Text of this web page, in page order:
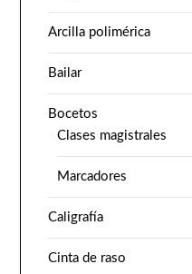
Arcilla polimérica
Bailar
Bocetos
Clases magistrales
Marcadores
Caligrafía
Cinta de raso